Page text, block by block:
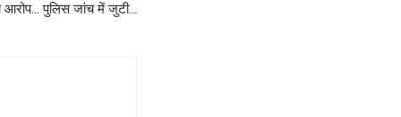
आरोप… पुलिस जांच में जुटी…